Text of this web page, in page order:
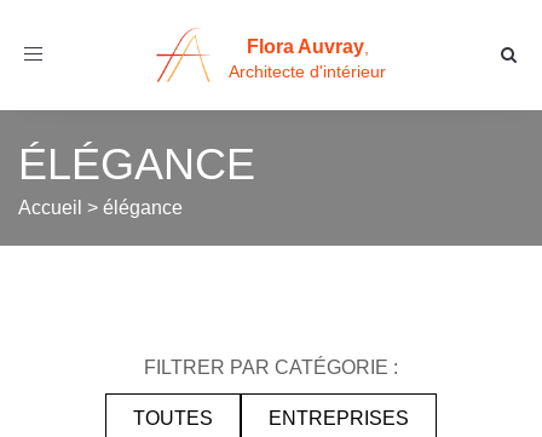
Toggle
Flora Auvray,
Architecte d'intérieur
ÉLÉGANCE
Accueil > élégance
FILTRER PAR CATÉGORIE :
TOUTES ENTREPRISES